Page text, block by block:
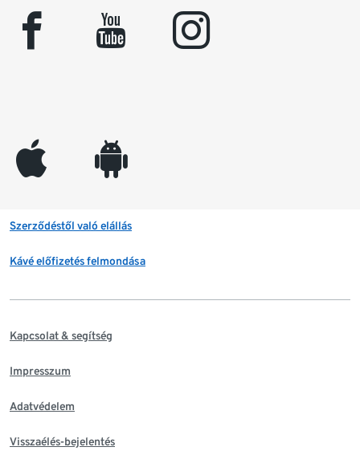
facebook youtube instagram
appleinc android
Szerződéstől való elállás
Kávé előfizetés felmondása
Kapcsolat & segítség
Impresszum
Adatvédelem
Visszaélés-bejelentés